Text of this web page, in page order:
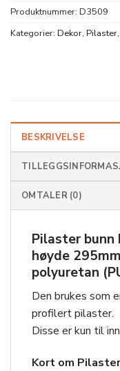
Produktnummer: D3509
Kategorier: Dekor, Pilaster,
BESKRIVELSE
OMTALER (0)
Pilaster
høyde
polyuretan
Den brukes som
profilert pilaster.
Disse er kun til
Kort om Pilaster